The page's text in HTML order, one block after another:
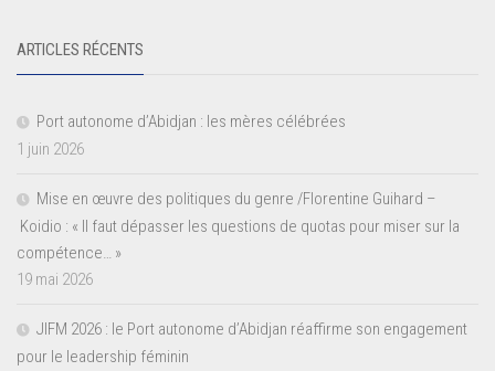
ARTICLES RÉCENTS
Port autonome d’Abidjan : les mères célébrées
1 juin 2026
Mise en œuvre des politiques du genre /Florentine Guihard –
Koidio : « Il faut dépasser les questions de quotas pour miser sur la
compétence… »
19 mai 2026
JIFM 2026 : le Port autonome d’Abidjan réaffirme son engagement
pour le leadership féminin